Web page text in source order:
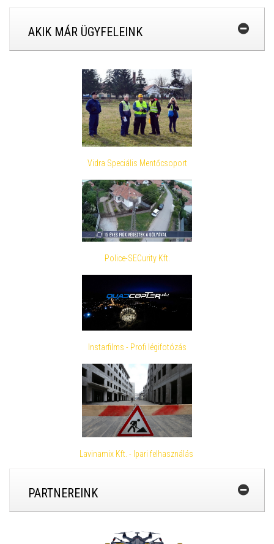
AKIK MÁR ÜGYFELEINK
Vidra Speciális Mentőcsoport
Police-SECurity Kft.
Instarfilms - Profi légifotózás
Lavinamix Kft. - Ipari felhasználás
PARTNEREINK